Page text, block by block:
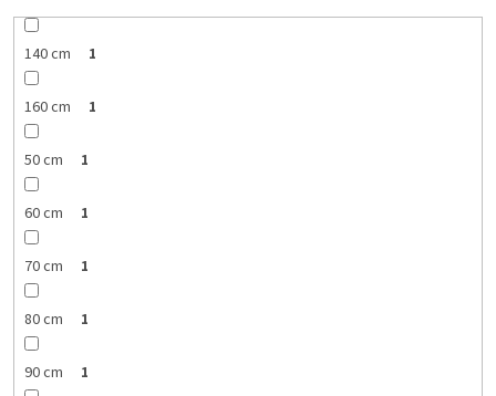
140 cm 1
160 cm 1
50 cm 1
60 cm 1
70 cm 1
80 cm 1
90 cm 1